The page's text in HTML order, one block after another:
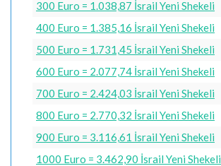
300 Euro = 1.038,87 İsrail Yeni Shekeli
400 Euro = 1.385,16 İsrail Yeni Shekeli
500 Euro = 1.731,45 İsrail Yeni Shekeli
600 Euro = 2.077,74 İsrail Yeni Shekeli
700 Euro = 2.424,03 İsrail Yeni Shekeli
800 Euro = 2.770,32 İsrail Yeni Shekeli
900 Euro = 3.116,61 İsrail Yeni Shekeli
1000 Euro = 3.462,90 İsrail Yeni Shekeli